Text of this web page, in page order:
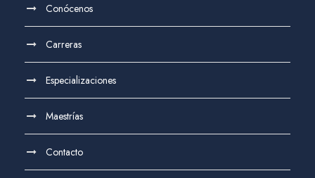
Conócenos
Carreras
Especializaciones
Maestrías
Contacto